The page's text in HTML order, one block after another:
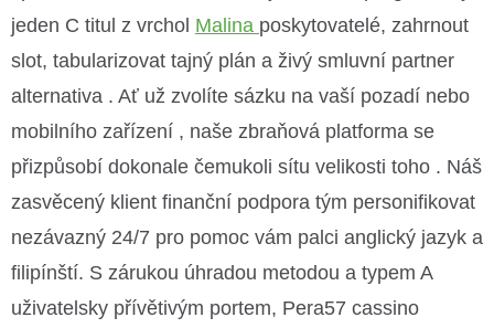
jeden C titul z vrchol Malina poskytovatelé, zahrnout
slot, tabularizovat tajný plán a živý smluvní partner
alternativa . Ať už zvolíte sázku na vaší pozadí nebo
mobilního zařízení , naše zbraňová platforma se
přizpůsobí dokonale čemukoli sítu velikosti toho . Náš
zasvěcený klient finanční podpora tým personifikovat
nezávazný 24/7 pro pomoc vám palci anglický jazyk a
filipínští. S zárukou úhradou metodou a typem A
uživatelsky přívětivým portem, Pera57 cassino